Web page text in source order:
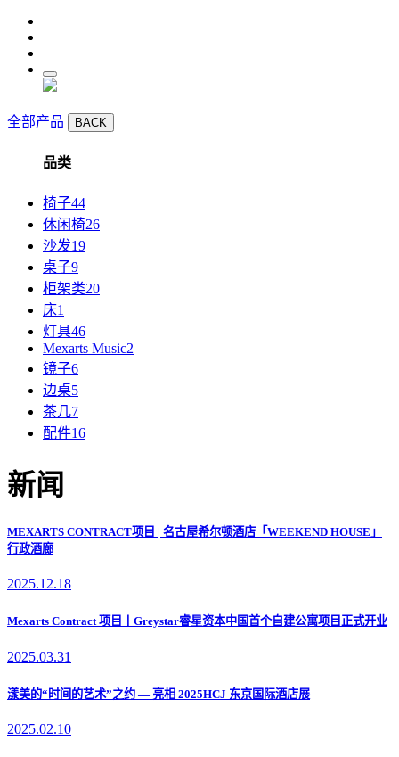
全部产品 BACK
品类
椅子44
休闲椅26
沙发19
桌子9
柜架类20
床1
灯具46
Mexarts Music2
镜子6
边桌5
茶几7
配件16
新闻
MEXARTS CONTRACT项目 | 名古屋希尔顿酒店「WEEKEND HOUSE」
行政酒廊
2025.12.18
Mexarts Contract 项目丨Greystar睿星资本中国首个自建公寓项目正式开业
2025.03.31
漾美的“时间的艺术”之约 — 亮相 2025HCJ 东京国际酒店展
2025.02.10